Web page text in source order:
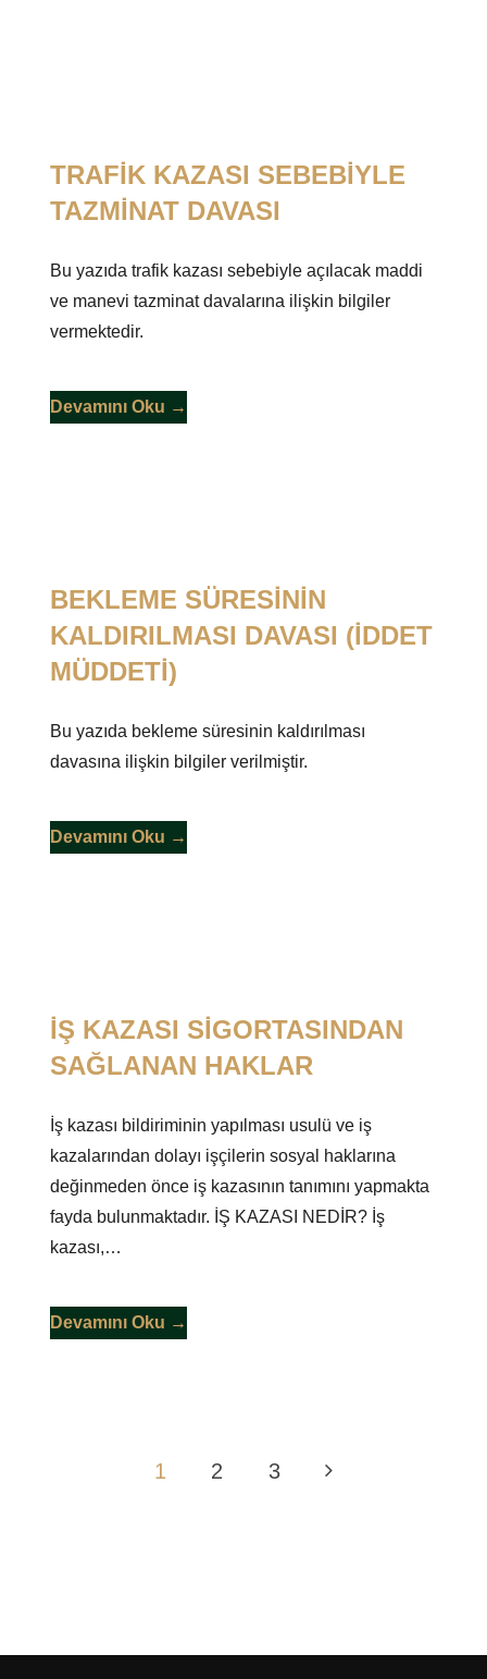
TRAFİK KAZASI SEBEBİYLE
TAZMİNAT DAVASI
Bu yazıda trafik kazası sebebiyle açılacak maddi
ve manevi tazminat davalarına ilişkin bilgiler
vermektedir.
Devamını Oku →
BEKLEME SÜRESİNİN
KALDIRILMASI DAVASI (İDDET
MÜDDETİ)
Bu yazıda bekleme süresinin kaldırılması
davasına ilişkin bilgiler verilmiştir.
Devamını Oku →
İŞ KAZASI SİGORTASINDAN
SAĞLANAN HAKLAR
İş kazası bildiriminin yapılması usulü ve iş
kazalarından dolayı işçilerin sosyal haklarına
değinmeden önce iş kazasının tanımını yapmakta
fayda bulunmaktadır. İŞ KAZASI NEDİR? İş
kazası,…
Devamını Oku →
1 2 3